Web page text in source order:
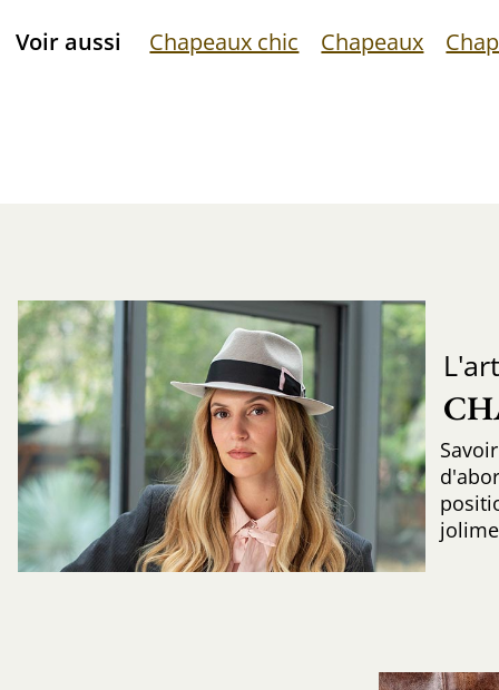
Voir aussi Chapeaux chic Chapeaux